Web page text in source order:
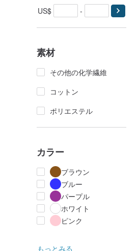
US$
-
素材
その他の化学繊維
コットン
ポリエステル
カラー
ブラウン
ブルー
パープル
ホワイト
ピンク
もっとみる